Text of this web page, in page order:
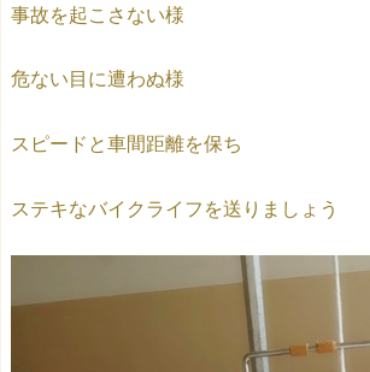
事故を起こさない様
危ない目に遭わぬ様
スピードと車間距離を保ち
ステキなバイクライフを送りましょう